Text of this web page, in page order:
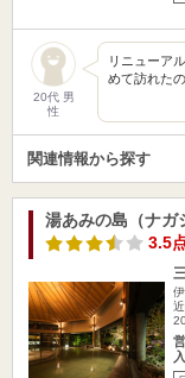
20代 男
性
リニューア
めて訪れた
関連情報から探す
湯あみの島（ナガ
3.5